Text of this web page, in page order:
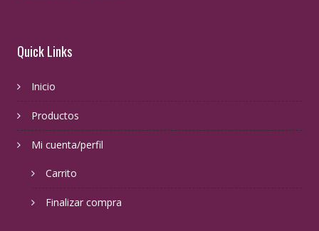
Quick Links
Inicio
Productos
Mi cuenta/perfil
Carrito
Finalizar compra